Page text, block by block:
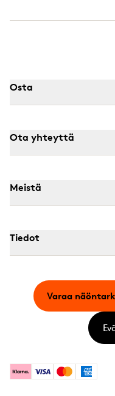
Osta
Ota yhteyttä
Meistä
Tiedot
KlarnaVisa Mastercard
Varaa